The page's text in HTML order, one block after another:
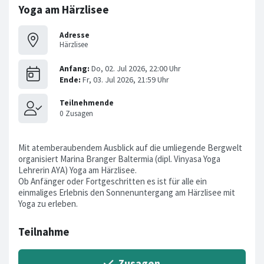
Yoga am Härzlisee
Adresse
Härzlisee
Mit atemberaubendem Ausblick auf die umliegende Bergwelt
organisiert Marina Branger Baltermia (dipl. Vinyasa Yoga
Lehrerin AYA) Yoga am Härzlisee.
Ob Anfänger oder Fortgeschritten es ist für alle ein
einmaliges Erlebnis den Sonnenuntergang am Härzlisee mit
Yoga zu erleben.